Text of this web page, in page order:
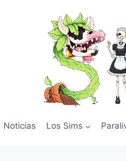
Noticias Los Sims